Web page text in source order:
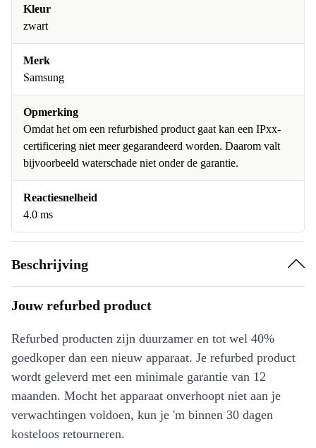
Kleur
zwart
Merk
Samsung
Opmerking
Omdat het om een refurbished product gaat kan een IPxx-
certificering niet meer gegarandeerd worden. Daarom valt
bijvoorbeeld waterschade niet onder de garantie.
Reactiesnelheid
4.0 ms
Beschrijving
Jouw refurbed product
Refurbed producten zijn duurzamer en tot wel 40%
goedkoper dan een nieuw apparaat. Je refurbed product
wordt geleverd met een minimale garantie van 12
maanden. Mocht het apparaat onverhoopt niet aan je
verwachtingen voldoen, kun je 'm binnen 30 dagen
kosteloos retourneren.